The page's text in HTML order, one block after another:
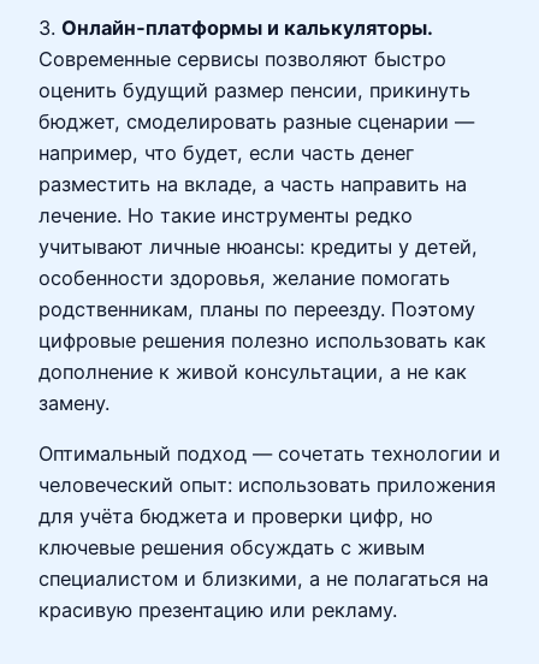
3. Онлайн‑платформы и калькуляторы.
Современные сервисы позволяют быстро
оценить будущий размер пенсии, прикинуть
бюджет, смоделировать разные сценарии —
например, что будет, если часть денег
разместить на вкладе, а часть направить на
лечение. Но такие инструменты редко
учитывают личные нюансы: кредиты у детей,
особенности здоровья, желание помогать
родственникам, планы по переезду. Поэтому
цифровые решения полезно использовать как
дополнение к живой консультации, а не как
замену.
Оптимальный подход — сочетать технологии и
человеческий опыт: использовать приложения
для учёта бюджета и проверки цифр, но
ключевые решения обсуждать с живым
специалистом и близкими, а не полагаться на
красивую презентацию или рекламу.